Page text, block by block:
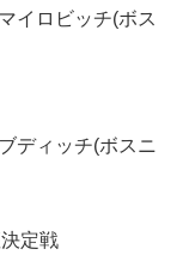
ロビッチ(ボス
ィッチ(ボスニ
定戦